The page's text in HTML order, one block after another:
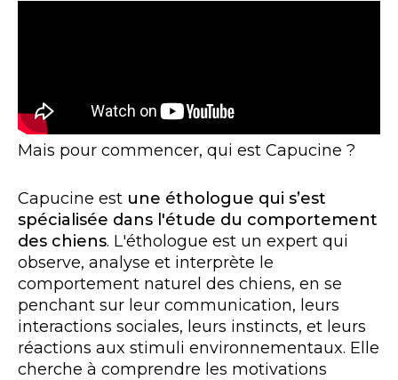
Mais pour commencer, qui est Capucine ?
Capucine est une éthologue qui s’est
spécialisée dans l'étude du comportement
des chiens. L'éthologue est un expert qui
observe, analyse et interprète le
comportement naturel des chiens, en se
penchant sur leur communication, leurs
interactions sociales, leurs instincts, et leurs
réactions aux stimuli environnementaux. Elle
cherche à comprendre les motivations